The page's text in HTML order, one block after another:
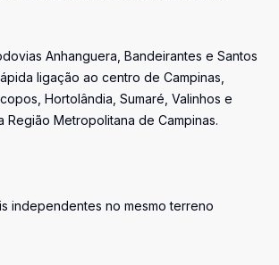
Anhanguera, Bandeirantes e Santos
ligação ao centro de Campinas,
Hortolândia, Sumaré, Valinhos e
Região Metropolitana de Campinas.
independentes no mesmo terreno